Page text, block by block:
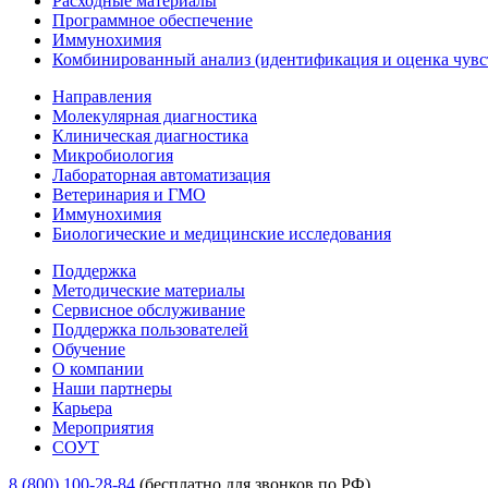
Программное обеспечение
Иммунохимия
Комбинированный анализ (идентификация и оценка
Направления
Молекулярная диагностика
Клиническая диагностика
Микробиология
Лабораторная автоматизация
Ветеринария и ГМО
Иммунохимия
Биологические и медицинские исследования
Поддержка
Методические материалы
Сервисное обслуживание
Поддержка пользователей
Обучение
О компании
Наши партнеры
Карьера
Мероприятия
СОУТ
8 (800) 100-28-84 (бесплатно для звонков по РФ)